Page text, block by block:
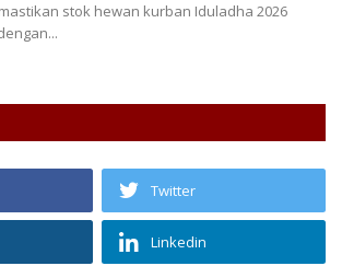
stok hewan kurban Iduladha 2026
Twitter
Linkedin